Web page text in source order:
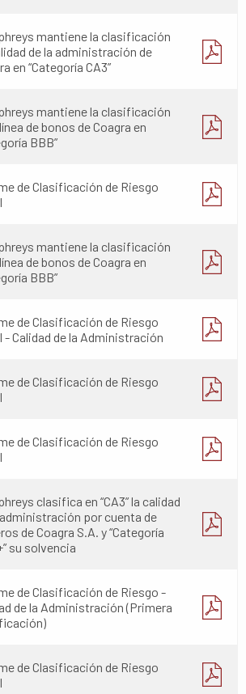
mantiene la clasificación
de la administración de
en “Categoría CA3”
mantiene la clasificación
de bonos de Coagra en
BBB”
de Clasificación de Riesgo
mantiene la clasificación
de bonos de Coagra en
BBB”
de Clasificación de Riesgo
- Calidad de la Administración
de Clasificación de Riesgo
de Clasificación de Riesgo
clasifica en “CA3” la calidad
por cuenta de
de Coagra S.A. y “Categoría
su solvencia
de Clasificación de Riesgo -
de la Administración (Primera
de Clasificación de Riesgo